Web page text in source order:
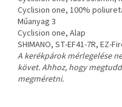
Cyclision one, 100%
Műanyag 3
Cyclision one, Alap
SHIMANO, ST-EF41-7R, EZ-
A kerékpárok mérlegelése
követ. Ahhoz, hogy
megméretni.